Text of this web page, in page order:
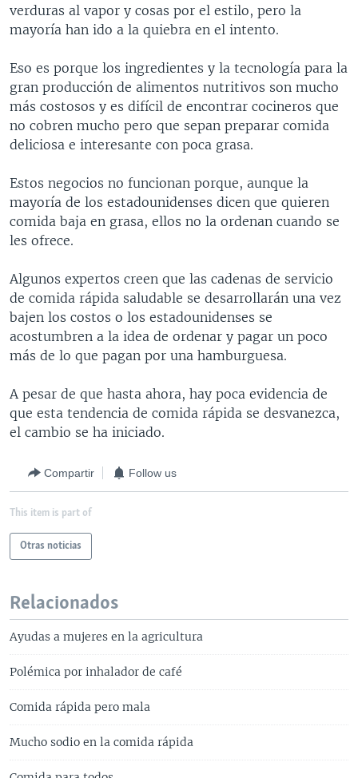
verduras al vapor y cosas por el estilo, pero la
mayoría han ido a la quiebra en el intento.
Eso es porque los ingredientes y la tecnología para la
gran producción de alimentos nutritivos son mucho
más costosos y es difícil de encontrar cocineros que
no cobren mucho pero que sepan preparar comida
deliciosa e interesante con poca grasa.
Estos negocios no funcionan porque, aunque la
mayoría de los estadounidenses dicen que quieren
comida baja en grasa, ellos no la ordenan cuando se
les ofrece.
Algunos expertos creen que las cadenas de servicio
de comida rápida saludable se desarrollarán una vez
bajen los costos o los estadounidenses se
acostumbren a la idea de ordenar y pagar un poco
más de lo que pagan por una hamburguesa.
A pesar de que hasta ahora, hay poca evidencia de
que esta tendencia de comida rápida se desvanezca,
el cambio se ha iniciado.
Compartir Follow us
This item is part of
Otras noticias
Relacionados
Ayudas a mujeres en la agricultura
Polémica por inhalador de café
Comida rápida pero mala
Mucho sodio en la comida rápida